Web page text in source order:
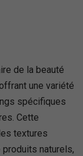
de la beauté
une variété
spécifiques
Cette
textures
naturels,